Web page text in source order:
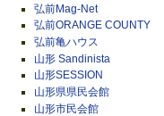
弘前Mag-Net
弘前ORANGE COUNTY
弘前亀ハウス
山形 Sandinista
山形SESSION
山形県県民会館
山形市民会館